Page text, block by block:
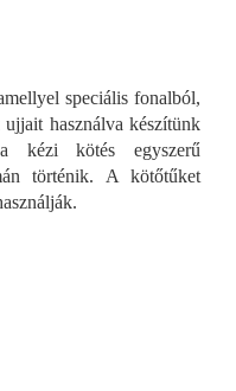
speciális fonalból,
használva készítünk
kézi kötés egyszerű
történik. A kötőtűket